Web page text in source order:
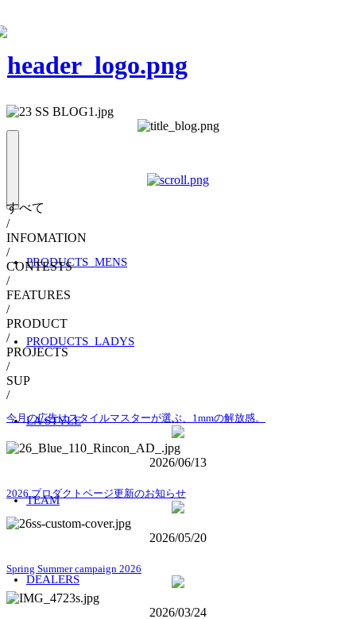
PRODUCTS_MENS
PRODUCTS_LADYS
LA STYLE
TEAM
DEALERS
すべて
/
INFOMATION
/
CONTESTS
/
FEATURES
/
PRODUCT
/
PROJECTS
/
SUP
/
今月の広告はスタイルマスターが選ぶ、1mmの解放感。
2026/06/13
2026.プロダクトページ更新のお知らせ
2026/05/20
Spring Summer campaign 2026
2026/03/24